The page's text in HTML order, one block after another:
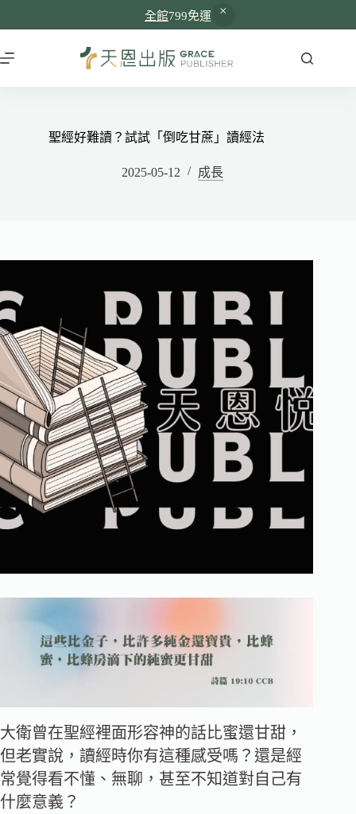
全館799免運
聖經好難讀？試試「倒吃甘蔗」讀經法
2025-05-12 成長
大衛曾在聖經裡面形容神的話比蜜還甘甜，
但老實說，讀經時你有這種感受嗎？還是經
常覺得看不懂、無聊，甚至不知道對自己有
什麼意義？